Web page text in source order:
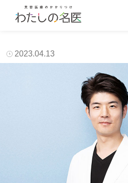
2023.04.13